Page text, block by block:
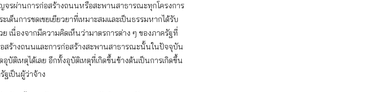
รผ่านการก่อสร้างถนนหรือสะพานสาธารณะทุกโครงการ
เด็นการชดเชยเยียวยาที่เหมาะสมและเป็นธรรมหากได้รับ
เนื่องจากมีความคิดเห็นว่ามาตรการต่าง ๆ ของภาครัฐที่
สร้างถนนและการก่อสร้างสะพานสาธารณะนั้นในปัจจุบัน
บัติเหตุได้เลย อีกทั้งอุบัติเหตุที่เกิดขึ้นข้างต้นเป็นการเกิดขึ้น
ฐเป็นผู้ว่าจ้าง